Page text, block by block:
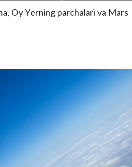
Oy Yerning parchalari va Mars